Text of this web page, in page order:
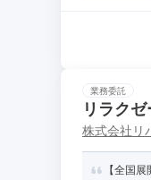
業務委託
リラク
株式会社リ
【全国